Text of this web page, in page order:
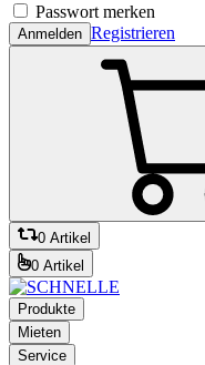
Passwort merken
Anmelden Registrieren
0 Artikel
0 Artikel
Produkte
Mieten
Service